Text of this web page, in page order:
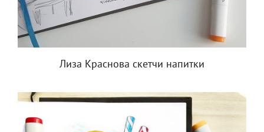
Лиза Краснова скетчи напитки